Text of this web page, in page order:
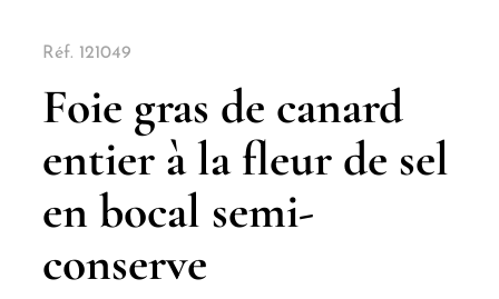
Réf. 121049
Foie gras de canard
entier à la fleur de sel
en bocal semi-
conserve